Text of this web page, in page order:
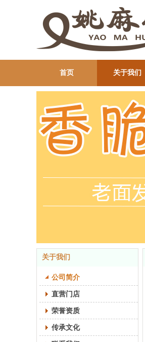
首页 关于我们
关于我们
公司简介
直营门店
荣誉资质
传承文化